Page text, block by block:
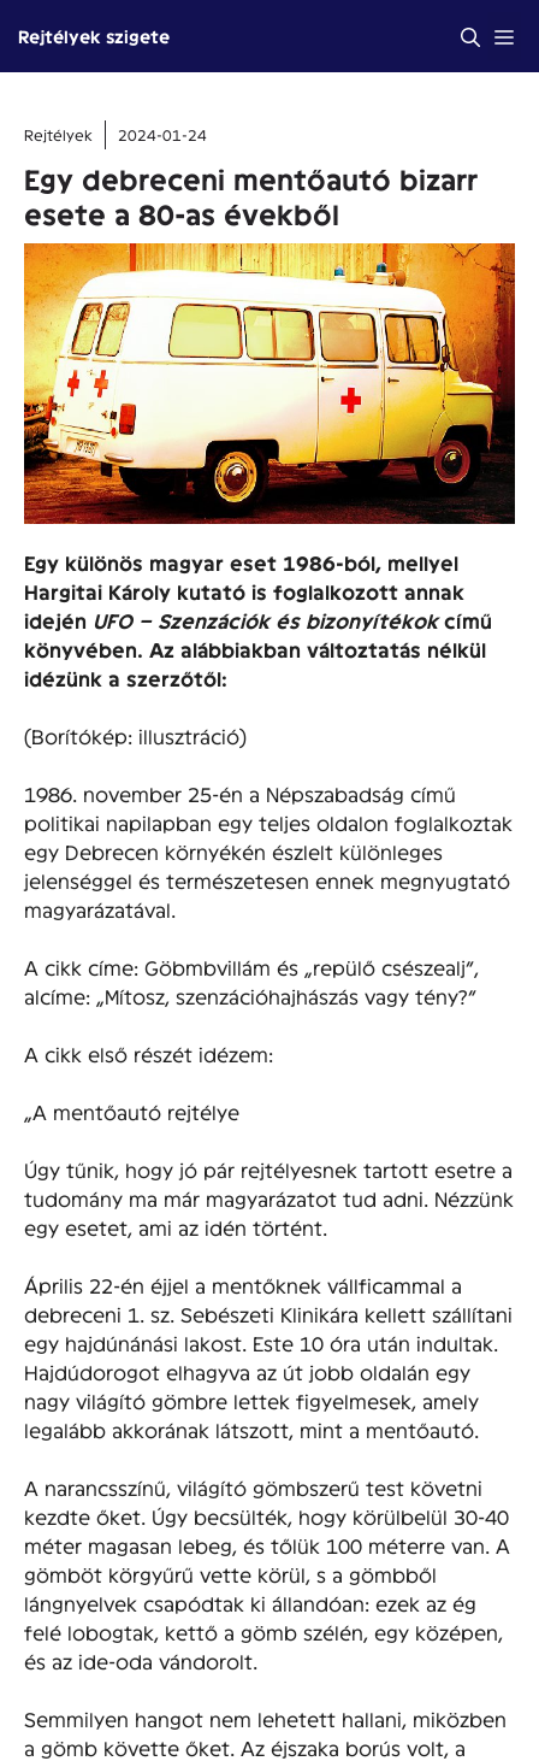
tartalomba
Rejtélyek szigete
Rejtélyek 2024-01-24
Egy debreceni mentőautó bizarr
esete a 80-as évekből
Egy különös magyar eset 1986-ból, mellyel
Hargitai Károly kutató is foglalkozott annak
idején UFO – Szenzációk és bizonyítékokcímű
könyvében. Az alábbiakban változtatás nélkül
idézünk a szerzőtől:
(Borítókép: illusztráció)
1986. november 25-én a Népszabadság című
politikai napilapban egy teljes oldalon foglalkoztak
egy Debrecen környékén észlelt különleges
jelenséggel és természetesen ennek megnyugtató
magyarázatával.
A cikk címe: Göbmbvillám és „repülő csészealj”,
alcíme: „Mítosz, szenzációhajhászás vagy tény?”
A cikk első részét idézem:
„A mentőautó rejtélye
Úgy tűnik, hogy jó pár rejtélyesnek tartott esetre a
tudomány ma már magyarázatot tud adni. Nézzünk
egy esetet, ami az idén történt.
Április 22-én éjjel a mentőknek vállficammal a
debreceni 1. sz. Sebészeti Klinikára kellett szállítani
egy hajdúnánási lakost. Este 10 óra után indultak.
Hajdúdorogot elhagyva az út jobb oldalán egy
nagy világító gömbre lettek figyelmesek, amely
legalább akkorának látszott, mint a mentőautó.
A narancsszínű, világító gömbszerű test követni
kezdte őket. Úgy becsülték, hogy körülbelül 30-40
méter magasan lebeg, és tőlük 100 méterre van. A
gömböt körgyűrű vette körül, s a gömbből
lángnyelvek csapódtak ki állandóan: ezek az ég
felé lobogtak, kettő a gömb szélén, egy középen,
és az ide-oda vándorolt.
Semmilyen hangot nem lehetett hallani, miközben
a gömb követte őket. Az éjszaka borús volt, a